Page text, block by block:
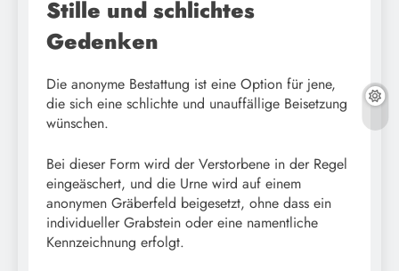
Stille und schlichtes
Gedenken
Die anonyme Bestattung ist eine Option für jene,
die sich eine schlichte und unauffällige Beisetzung
wünschen.
Bei dieser Form wird der Verstorbene in der Regel
eingeäschert, und die Urne wird auf einem
anonymen Gräberfeld beigesetzt, ohne dass ein
individueller Grabstein oder eine namentliche
Kennzeichnung erfolgt.